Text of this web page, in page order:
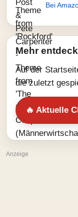
Bei
Mehr
Auf der
die zuletzt
🔥 Aktuelle
Anzeige